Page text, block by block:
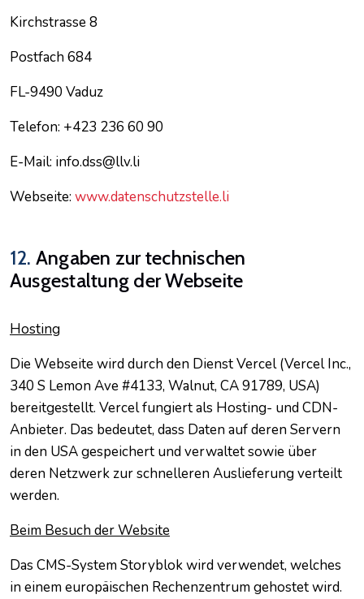
Kirchstrasse 8
Postfach 684
FL-9490 Vaduz
Telefon: +423 236 60 90
E-Mail: info.dss@llv.li
Webseite: www.datenschutzstelle.li
12. Angaben zur technischen
Ausgestaltung der Webseite
Hosting
Die Webseite wird durch den Dienst Vercel (Vercel Inc.,
340 S Lemon Ave #4133, Walnut, CA 91789, USA)
bereitgestellt. Vercel fungiert als Hosting- und CDN-
Anbieter. Das bedeutet, dass Daten auf deren Servern
in den USA gespeichert und verwaltet sowie über
deren Netzwerk zur schnelleren Auslieferung verteilt
werden.
Beim Besuch der Website
Das CMS-System Storyblok wird verwendet, welches
in einem europäischen Rechenzentrum gehostet wird.